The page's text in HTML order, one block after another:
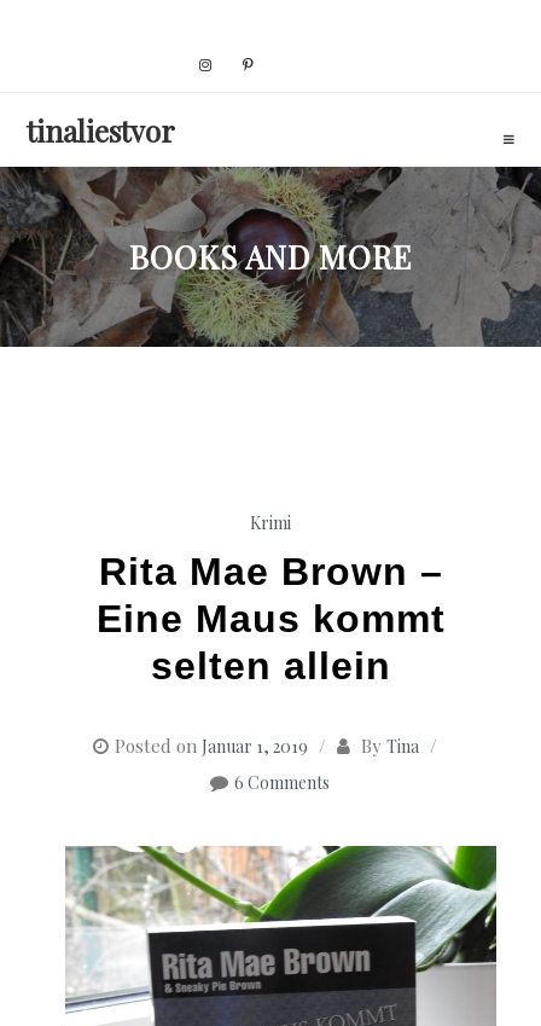
tinaliestvor
BOOKS AND MORE
Krimi
Rita Mae Brown –
Eine Maus kommt
selten allein
Posted on Januar 1, 2019 By Tina
6 Comments